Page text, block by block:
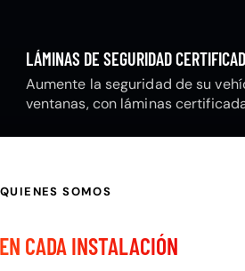
LÁMINAS DE SEGURIDAD
Aumente la seguridad de su
ventanas, con láminas
QUIENES SOMOS
EN CADA INSTALACIÓN